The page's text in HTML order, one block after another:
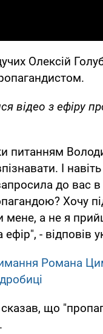
Олексій
відео з ефіру
питанням
І
до вас в
Хочу
мене, а не я
- відповів
Романа
що